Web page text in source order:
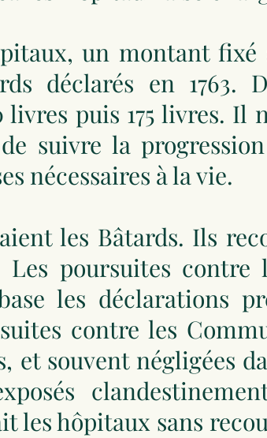
un montant fixé
déclarés en 1763.
puis 175 livres. Il
suivre la
nécessaires à la vie.
les Bâtards. Ils
poursuites contre
les déclarations
contre les
souvent négligées
les hôpitaux sans